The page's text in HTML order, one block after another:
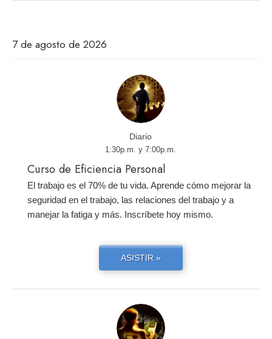
7 de agosto de 2026
Diario
1:30p.m. y 7:00p.m.
Curso de Eficiencia Personal
El trabajo es el 70% de tu vida. Aprende cómo mejorar la
seguridad en el trabajo, las relaciones del trabajo y a
manejar la fatiga y más. Inscríbete hoy mismo.
ASISTIR »